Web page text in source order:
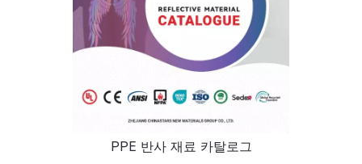
PPE 반사 재료 카탈로그